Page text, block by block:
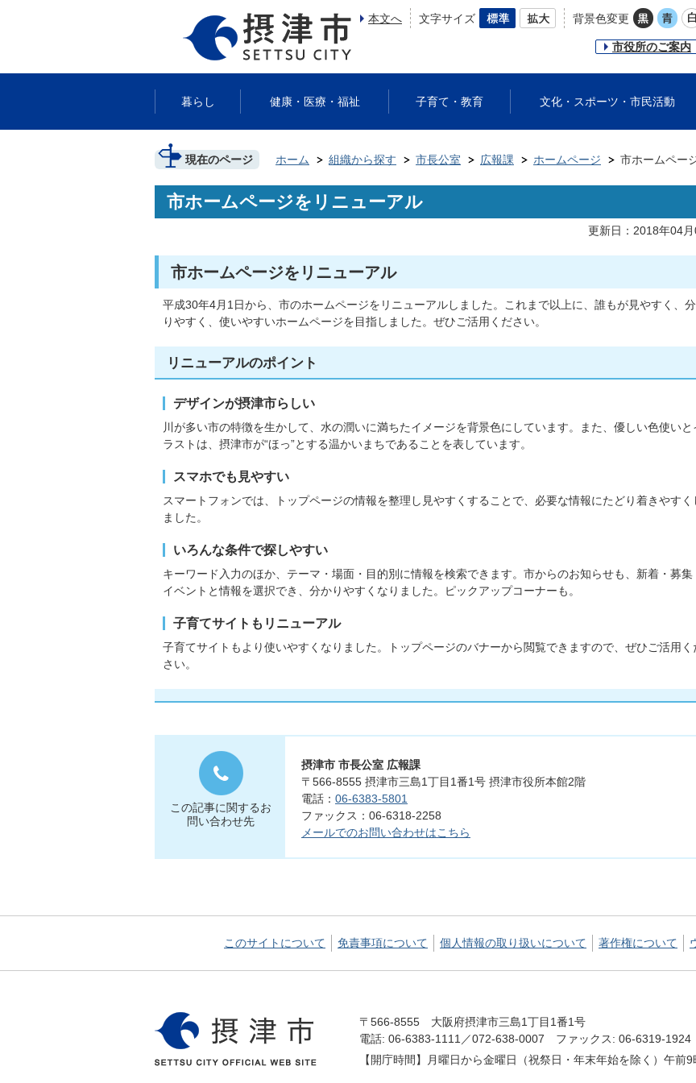
本文へ 文字サイズ 背景色変更
市役所のご案内
暮らし 健康・医療・福祉 子育て・教育 文化・スポーツ・市民活動
現在のページ ホーム 組織から探す 市長公室 広報課 ホームページ 市ホームペー
市ホームページをリニューアル
更新日：2018年04月
市ホームページをリニューアル
平成30年4月1日から、市のホームページをリニューアルしました。これまで以上に、誰もが見やすく、
りやすく、使いやすいホームページを目指しました。ぜひご活用ください。
リニューアルのポイント
デザインが摂津市らしい
川が多い市の特徴を生かして、水の潤いに満ちたイメージを背景色にしています。また、優しい色使いと
ラストは、摂津市が“ほっ”とする温かいまちであることを表しています。
スマホでも見やすい
スマートフォンでは、トップページの情報を整理し見やすくすることで、必要な情報にたどり着きやすく
ました。
いろんな条件で探しやすい
キーワード入力のほか、テーマ・場面・目的別に情報を検索できます。市からのお知らせも、新着・募集
イベントと情報を選択でき、分かりやすくなりました。ピックアップコーナーも。
子育てサイトもリニューアル
子育てサイトもより使いやすくなりました。トップページのバナーから閲覧できますので、ぜひご活用く
さい。
この記事に関するお
問い合わせ先
摂津市 市長公室 広報課
〒566-8555 摂津市三島1丁目1番1号 摂津市役所本館2階
電話： 06-6383-5801
ファックス：06-6318-2258
メールでのお問い合わせはこちら
このサイトについて 免責事項について 個人情報の取り扱いについて 著作権について
〒566-8555 大阪府摂津市三島1丁目1番1号
電話: 06-6383-1111／072-638-0007 ファックス: 06-6319-1924
【開庁時間】月曜日から金曜日（祝祭日・年末年始を除く）午前